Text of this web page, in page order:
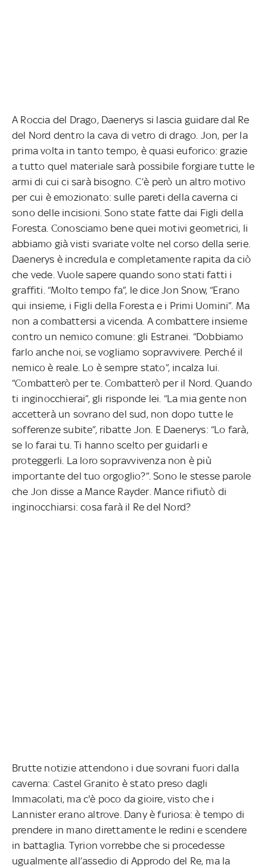
A Roccia del Drago, Daenerys si lascia guidare dal Re
del Nord dentro la cava di vetro di drago. Jon, per la
prima volta in tanto tempo, è quasi euforico: grazie
a tutto quel materiale sarà possibile forgiare tutte le
armi di cui ci sarà bisogno. C’è però un altro motivo
per cui è emozionato: sulle pareti della caverna ci
sono delle incisioni. Sono state fatte dai Figli della
Foresta. Conosciamo bene quei motivi geometrici, li
abbiamo già visti svariate volte nel corso della serie.
Daenerys è incredula e completamente rapita da ciò
che vede. Vuole sapere quando sono stati fatti i
graffiti. “Molto tempo fa”, le dice Jon Snow, “Erano
qui insieme, i Figli della Foresta e i Primi Uomini”. Ma
non a combattersi a vicenda. A combattere insieme
contro un nemico comune: gli Estranei. “Dobbiamo
farlo anche noi, se vogliamo sopravvivere. Perché il
nemico è reale. Lo è sempre stato”, incalza lui.
“Combatterò per te. Combatterò per il Nord. Quando
ti inginocchierai”, gli risponde lei. “La mia gente non
accetterà un sovrano del sud, non dopo tutte le
sofferenze subite”, ribatte Jon. E Daenerys: “Lo farà,
se lo farai tu. Ti hanno scelto per guidarli e
proteggerli. La loro sopravvivenza non è più
importante del tuo orgoglio?”. Sono le stesse parole
che Jon disse a Mance Rayder. Mance rifiutò di
inginocchiarsi: cosa farà il Re del Nord?
Brutte notizie attendono i due sovrani fuori dalla
caverna: Castel Granito è stato preso dagli
Immacolati, ma c'è poco da gioire, visto che i
Lannister erano altrove. Dany è furiosa: è tempo di
prendere in mano direttamente le redini e scendere
in battaglia. Tyrion vorrebbe che si procedesse
ugualmente all’assedio di Approdo del Re, ma la